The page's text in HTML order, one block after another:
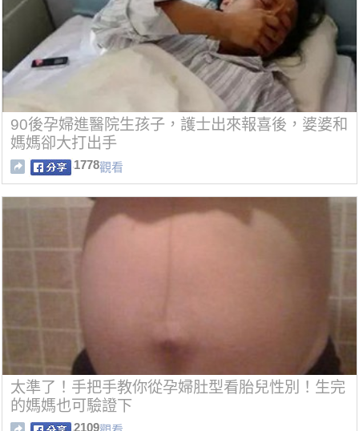
90後孕婦進醫院生孩子，護士出來報喜後，婆婆和
媽媽卻大打出手
1778觀看
太準了！手把手教你從孕婦肚型看胎兒性別！生完
的媽媽也可驗證下
2109